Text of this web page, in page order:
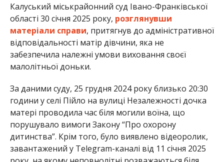
Калуський міськрайонний суд Івано-Франківської
області 30 січня 2025 року, розглянувши
матеріали справи, притягнув до адміністративної
відповідальності матір дівчини, яка не
забезпечила належні умови виховання своєї
малолітньої доньки.
За даними суду, 25 грудня 2024 року близько 20:30
години у селі Пійло на вулиці Незалежності дочка
матері проводила час біля могили воїна, що
порушувало вимоги Закону “Про охорону
дитинства”. Крім того, було виявлено відеоролик,
завантажений у Telegram-каналі від 11 січня 2025